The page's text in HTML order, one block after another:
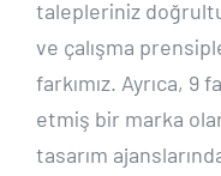
talepleriniz
ve çalışma
farkımız. Ayrıca, 9
etmiş bir marka
tasarım